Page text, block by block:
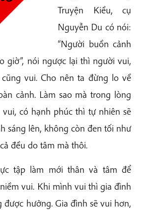
Truyện Kiều, cụ
Nguyễn Du có nói:
“Người buồn cảnh
giờ”, nói ngược lại thì người vui,
vui. Cho nên ta đừng lo về
cảnh. Làm sao mà trong lòng
có hạnh phúc thì tự nhiên sẽ
sáng lên, không còn đen tối như
đều do tâm mà thôi.
tập làm mới thân và tâm để
vui. Khi mình vui thì gia đình
được hưởng. Gia đình sẽ vui hơn,